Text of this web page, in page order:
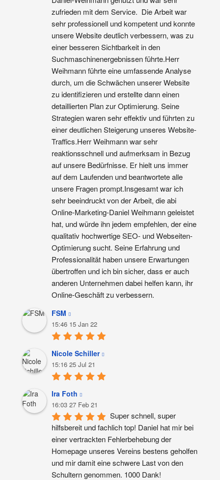
zufrieden mit dem Service.  Die Arbeit war
sehr professionell und kompetent und konnte
unsere Website deutlich verbessern, was zu
einer besseren Sichtbarkeit in den
Suchmaschinenergebnissen führte.Herr
Weihmann führte eine umfassende Analyse
durch, um die Schwächen unserer Website
zu identifizieren und erstellte dann einen
detaillierten Plan zur Optimierung. Seine
Strategien waren sehr effektiv und führten zu
einer deutlichen Steigerung unseres Website-
Traffics.Herr Weihmann war sehr
reaktionsschnell und aufmerksam in Bezug
auf unsere Bedürfnisse. Er hielt uns immer
auf dem Laufenden und beantwortete alle
unsere Fragen prompt.Insgesamt war ich
sehr beeindruckt von der Arbeit, die abi
Online-Marketing-Daniel Weihmann geleistet
hat, und würde ihn jedem empfehlen, der eine
qualitativ hochwertige SEO- und Webseiten-
Optimierung sucht. Seine Erfahrung und
Professionalität haben unsere Erwartungen
übertroffen und ich bin sicher, dass er auch
anderen Unternehmen dabei helfen kann, ihr
Online-Geschäft zu verbessern.
FSM
15:46 15 Jan 22
Nicole Schiller
15:16 25 Jul 21
Ira Foth
16:03 27 Feb 21
Super schnell, super
hilfsbereit und fachlich top! Daniel hat mir bei
einer vertrackten Fehlerbehebung der
Homepage unseres Vereins bestens geholfen
und mir damit eine schwere Last von den
Schultern genommen. 1000 Dank!